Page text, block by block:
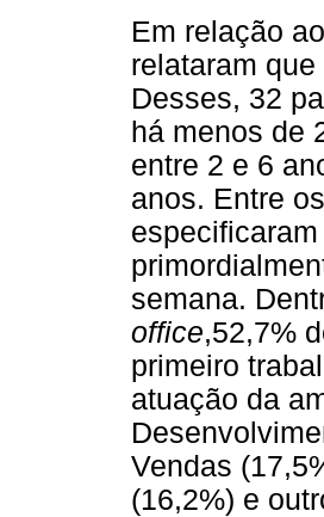
Em relação
relataram
Desses, 32
há menos de
entre 2 e 6
anos. Entre
semana.
office,52,7%
primeiro
atuação da
Vendas
(16,2%) e